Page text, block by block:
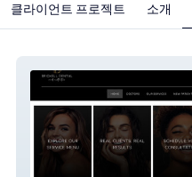
클라이언트 프로젝트 소개